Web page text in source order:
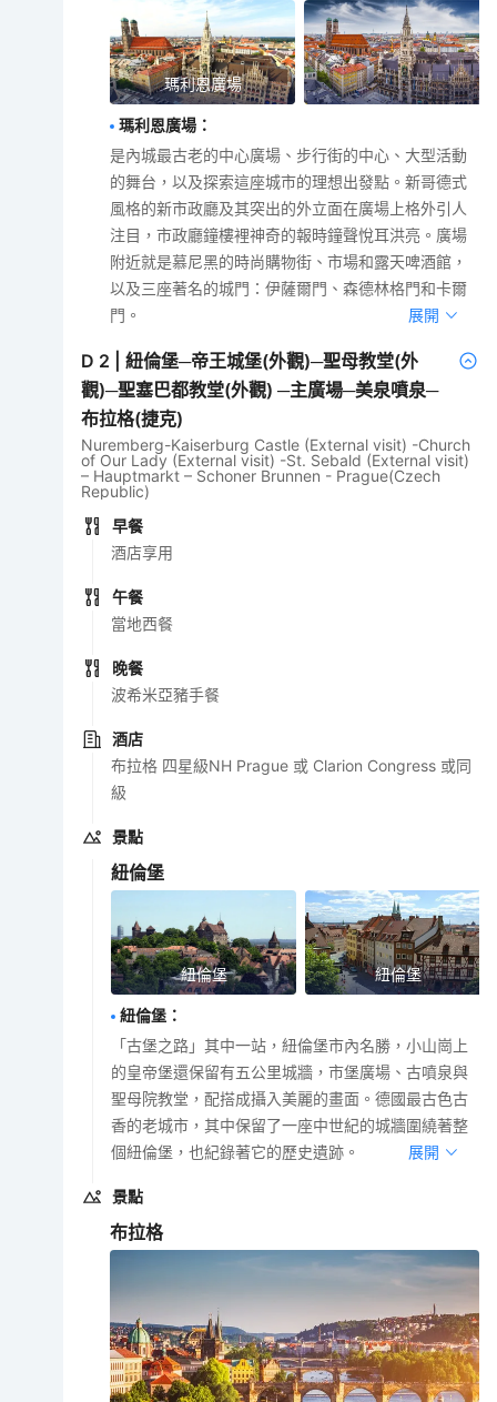
瑪利恩廣場
瑪利恩廣場 ：
是內城最古老的中心廣場、步行街的中心、大型活動
的舞台，以及探索這座城市的理想出發點。新哥德式
風格的新市政廳及其突出的外立面在廣場上格外引人
注目，市政廳鐘樓裡神奇的報時鐘聲悅耳洪亮。廣場
附近就是慕尼黑的時尚購物街、市場和露天啤酒館，
以及三座著名的城門：伊薩爾門、森德林格門和卡爾
門。
展開
D 2 |紐倫堡─帝王城堡(外觀)─聖母教堂(外
觀)─聖塞巴都教堂(外觀) ─主廣場─美泉噴泉─
布拉格(捷克)
Nuremberg-Kaiserburg Castle (External visit) -Church
of Our Lady (External visit) -St. Sebald (External visit)
– Hauptmarkt – Schoner Brunnen - Prague(Czech
Republic)
早餐
酒店享用
午餐
當地西餐
晚餐
波希米亞豬手餐
酒店
布拉格 四星級NH Prague 或 Clarion Congress 或同
級
景點
紐倫堡
紐倫堡 紐倫堡
紐倫堡 ：
「古堡之路」其中一站，紐倫堡市內名勝，小山崗上
的皇帝堡還保留有五公里城牆，市堡廣場、古噴泉與
聖母院教堂，配搭成攝入美麗的畫面。德國最古色古
香的老城市，其中保留了一座中世紀的城牆圍繞著整
個紐倫堡，也紀錄著它的歷史遺跡。
展開
景點
布拉格